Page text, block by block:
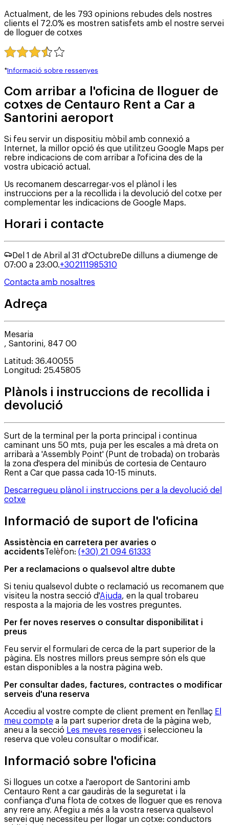
Actualment, de les 793 opinions rebudes dels nostres
clients el 72.0% es mostren satisfets amb el nostre servei
de lloguer de cotxes
*Informació sobre ressenyes
Com arribar a l'oficina de lloguer de
cotxes de Centauro Rent a Car a
Santorini aeroport
Si feu servir un dispositiu mòbil amb connexió a
Internet, la millor opció és que utilitzeu Google Maps per
rebre indicacions de com arribar a l'oficina des de la
vostra ubicació actual.
Us recomanem descarregar-vos el plànol i les
instruccions per a la recollida i la devolució del cotxe per
complementar les indicacions de Google Maps.
Horari i contacte
Del 1 de Abril al 31 d'OctubreDe dilluns a diumenge de
07:00 a 23:00.+302111985310
Contacta amb nosaltres
Adreça
Mesaria
, Santorini, 847 00
Latitud: 36.40055
Longitud: 25.45805
Plànols i instruccions de recollida i
devolució
Surt de la terminal per la porta principal i continua
caminant uns 50 mts, puja per les escales a mà dreta on
arribarà a 'Assembly Point' (Punt de trobada) on trobaràs
la zona d'espera del minibús de cortesia de Centauro
Rent a Car que passa cada 10-15 minuts.
Descarregueu plànol i instruccions per a la devolució del
cotxe
Informació de suport de l'oficina
Assistència en carretera per avaries o
accidentsTelèfon: (+30) 21 094 61333
Per a reclamacions o qualsevol altre dubte
Si teniu qualsevol dubte o reclamació us recomanem que
visiteu la nostra secció d'Ajuda, en la qual trobareu
resposta a la majoria de les vostres preguntes.
Per fer noves reserves o consultar disponibilitat i
preus
Feu servir el formulari de cerca de la part superior de la
pàgina. Els nostres millors preus sempre són els que
estan disponibles a la nostra pàgina web.
Per consultar dades, factures, contractes o modificar
serveis d'una reserva
Accediu al vostre compte de client prement en l'enllaç El
meu compte a la part superior dreta de la pàgina web,
aneu a la secció Les meves reserves i seleccioneu la
reserva que voleu consultar o modificar.
Informació sobre l'oficina
Si llogues un cotxe a l'aeroport de Santorini amb
Centauro Rent a car gaudiràs de la seguretat i la
confiança d'una flota de cotxes de lloguer que es renova
any rere any. Afegiu a més a la vostra reserva qualsevol
servei que necessiteu per llogar un cotxe: conductors